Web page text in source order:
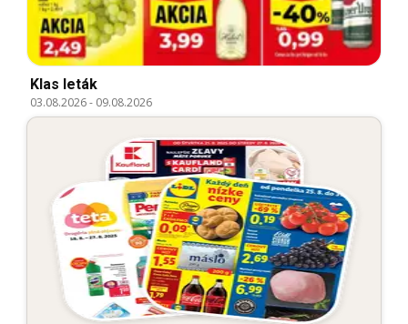
Klas leták
03.08.2026- 09.08.2026